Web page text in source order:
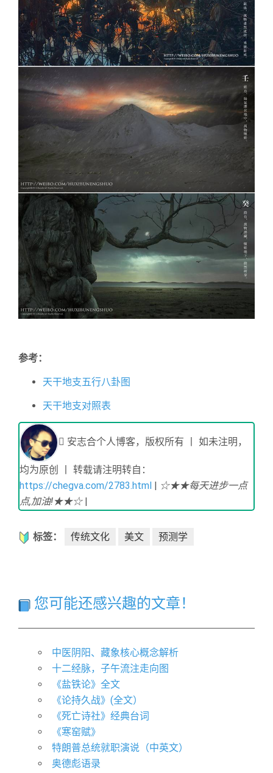
参考：
天干地支五行八卦图
天干地支对照表
安志合个人博客，版权所有 丨 如未注明，
均为原创 丨 转载请注明转自：
https://chegva.com/2783.html
☆★★每天进步一点
点,加油!★★☆|
标签： 传统文化 美文 预测学
您可能还感兴趣的文章！
中医阴阳、藏象核心概念解析
十二经脉，子午流注走向图
《盐铁论》全文
《论持久战》(全文）
《死亡诗社》经典台词
《寒窑赋》
特朗普总统就职演说（中英文）
奥德彪语录